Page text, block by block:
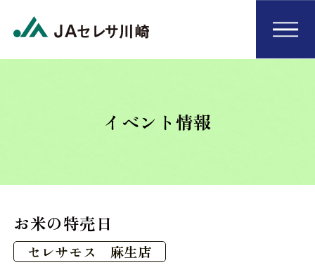
イベント情報
お米の特売日
セレサモス 麻生店